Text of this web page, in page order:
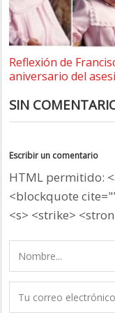
Reflexión de
aniversario del
SIN
Escribir un comentario
HTML permitido:
<blockquote
<s> <strike>